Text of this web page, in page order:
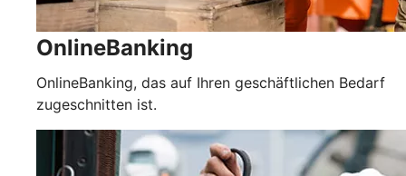
OnlineBanking
OnlineBanking, das auf Ihren geschäftlichen Bedarf
zugeschnitten ist.